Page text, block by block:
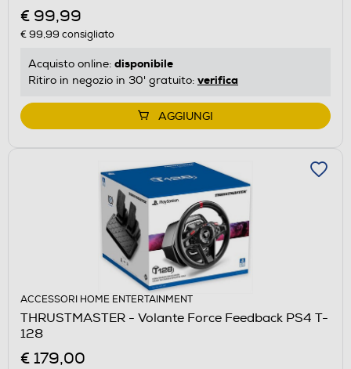
€ 99,99
€ 99,99 consigliato
Acquisto online: disponibile
Ritiro in negozio in 30' gratuito: verifica
AGGIUNGI
ACCESSORI HOME ENTERTAINMENT
THRUSTMASTER - Volante Force Feedback PS4 T-
128
€ 179,00